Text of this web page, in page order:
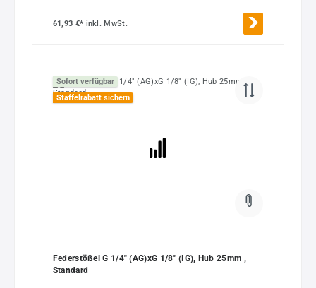
61,93 €* inkl. MwSt.
Sofort verfügbar
Staffelrabatt sichern
Federstößel G 1/4" (AG)xG 1/8" (IG), Hub 25mm ,
Standard